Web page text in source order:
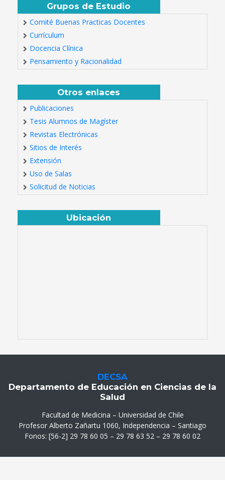
Grupos de Estudio
Comité Buenas Practicas Docentes
Currículum
Docencia Clínica
Pensamiento y Racionalidad
Otros enlaces
Publicaciones
Tesis Alumnos de Magíster
Revistas Electrónicas
Sitios de Interés
Extensión
Uso de Salas
Solicitud de Noticias
Ubicación
DECSA
Departamento de Educación en Ciencias de la
Salud
Facultad de Medicina – Universidad de Chile
Profesor Alberto Zañartu 1060, Independencia – Santiago
Fonos: [56-2] 29 78 60 05 – 29 78 63 52 – 29 78 60 02